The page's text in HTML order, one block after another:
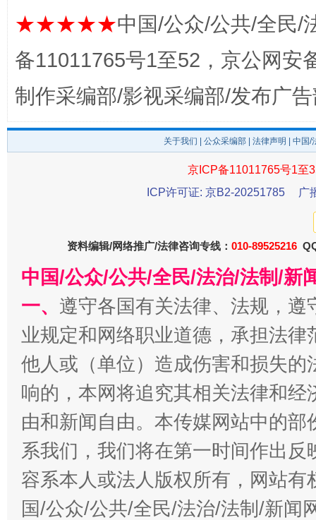
千年窑火 生生不息
揭开“小金库”的免责幌子
★★★★★中国/公众/公共/全民/
备11011765号1至52，京公网安
制作采编部/影视采编部/发布广
关于我们 公众采编部 法律声明 | 中国
京ICP备11011765号1至
ICP许可证: 京B2-20251785
广
资料编辑/网络推广/法律咨询专线： 010-89525216
中国/公众/公共/全民/法治/法制/新
一、 遵守各国有关法律、法规，
业规定和网络职业道德，承担法
他人或（单位）造成伤害和损失
响的，本网将追究其相关法律和
由和新闻自由。本传媒网站中的
系我们，我们将在第一时间作出
容系本人或法人版权所有，网站
国/公众/公共/全民/法治/法制/新闻